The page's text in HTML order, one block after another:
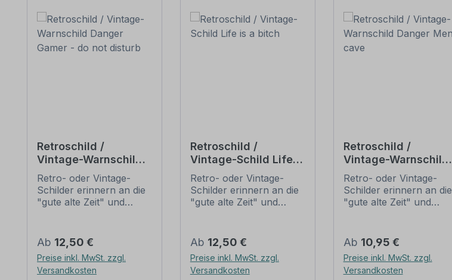
Retroschild /
Vintage-Warnschild
Danger Gamer - do
not disturb
Retro- oder Vintage-
Schilder erinnern an die
"gute alte Zeit" und
großer Beliebheit. Sind
diese Schilder im Original
nur schwer und häufig
nur zu horrenden Preise
Regulärer Preis:
Ab 12,50 €
Preise inkl. MwSt. zzgl.
Versandkosten
Retroschild /
Vintage-Schild Life is
a bitch
Retro- oder Vintage-
Schilder erinnern an die
"gute alte Zeit" und
großer Beliebheit. Sind
diese Schilder im Original
nur schwer und häufig
nur zu horrenden Preise
Regulärer Preis:
Ab 12,50 €
Preise inkl. MwSt. zzgl.
Versandkosten
Retroschild /
Vintage-Warnschild
Danger Men cave
Retro- oder Vintage-
Schilder erinnern an die
"gute alte Zeit" und
großer Beliebheit. Sind
diese Schilder im Original
nur schwer und häufig
nur zu horrenden Preise
Regulärer Preis:
Ab 10,95 €
Preise inkl. MwSt. zzgl.
Versandkosten